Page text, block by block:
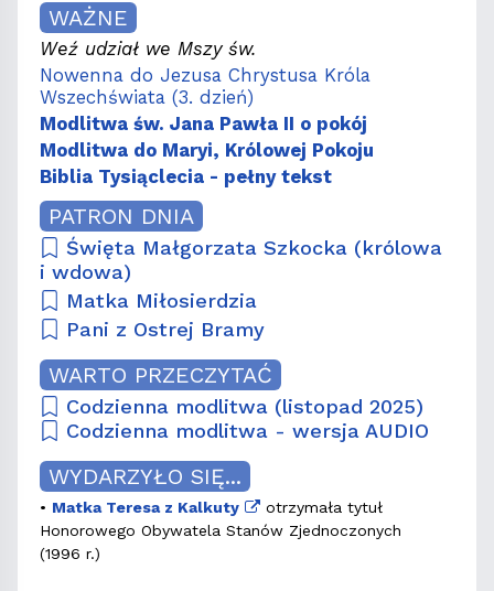
WAŻNE
Weź udział we Mszy św.
Nowenna do Jezusa Chrystusa Króla
Wszechświata (3. dzień)
Modlitwa św. Jana Pawła II o pokój
Modlitwa do Maryi, Królowej Pokoju
Biblia Tysiąclecia - pełny tekst
PATRON DNIA
Święta Małgorzata Szkocka (królowa
i wdowa)
Matka Miłosierdzia
Pani z Ostrej Bramy
WARTO PRZECZYTAĆ
Codzienna modlitwa (listopad 2025)
Codzienna modlitwa - wersja AUDIO
WYDARZYŁO SIĘ...
• Matka Teresa z Kalkuty
otrzymała tytuł
Honorowego Obywatela Stanów Zjednoczonych
(1996 r.)